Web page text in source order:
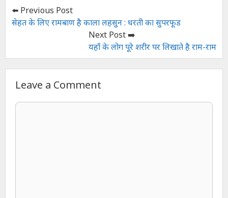
⬅️ Previous Post
सेहत के लिए रामबाण है काला लहसुन : धरती का सुपरफूड
Next Post ➡️
यहाँ के लोग पूरे शरीर पर लिखाते है राम-राम
Leave a Comment
Comment